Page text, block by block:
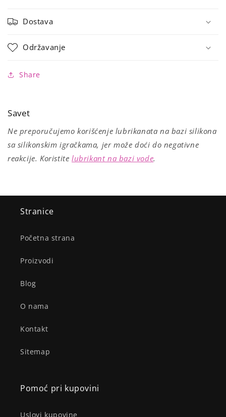
Dostava
Održavanje
Share
Savet
Ne preporučujemo korišćenje lubrikanata na bazi silikona
sa silikonskim igračkama, jer može doći do negativne
reakcije. Koristite lubrikant na bazi vode.
Stranice
Početna strana
Proizvodi
Blog
O nama
Kontakt
Sitemap
Pomoć pri kupovini
Uslovi kupovine